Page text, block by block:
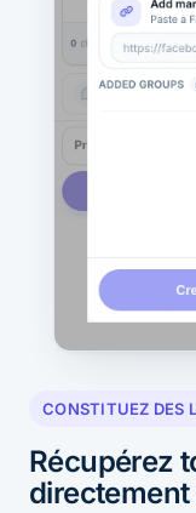
CONSTITUEZ DES
Récupérez